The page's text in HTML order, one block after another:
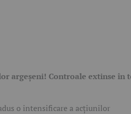
argeșeni! Controale extinse în
o intensificare a acțiunilor